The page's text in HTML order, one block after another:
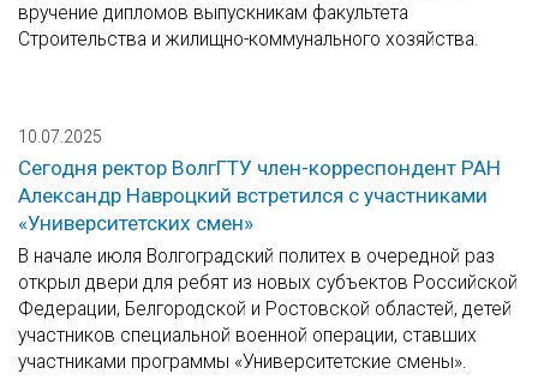
вручение дипломов выпускникам факультета
Строительства и жилищно-коммунального хозяйства.
10.07.2025
Сегодня ректор ВолгГТУ член-корреспондент РАН
Александр Навроцкий встретился с участниками
«Университетских смен»
В начале июля Волгоградский политех в очередной раз
открыл двери для ребят из новых субъектов Российской
Федерации, Белгородской и Ростовской областей, детей
участников специальной военной операции, ставших
участниками программы «Университетские смены».